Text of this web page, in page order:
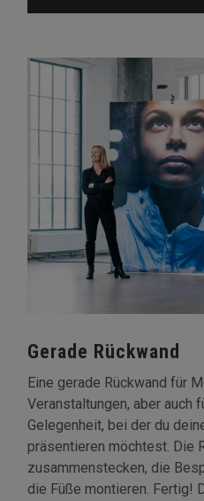
Gerade Rückwand
Eine gerade Rückwand für
Veranstaltungen, aber auch
Gelegenheit, bei der du
präsentieren möchtest. Die
zusammenstecken, die
die Füße montieren. Fertig!